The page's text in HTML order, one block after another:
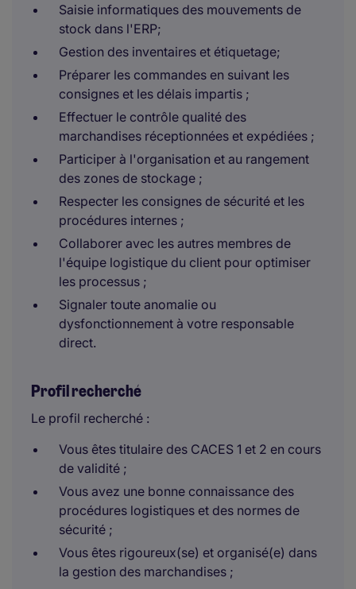
Saisie informatiques des mouvements de
stock dans l'ERP;
Gestion des inventaires et étiquetage;
Préparer les commandes en suivant les
consignes et les délais impartis ;
Effectuer le contrôle qualité des
marchandises réceptionnées et expédiées ;
Participer à l'organisation et au rangement
des zones de stockage ;
Respecter les consignes de sécurité et les
procédures internes ;
Collaborer avec les autres membres de
l'équipe logistique du client pour optimiser
les processus ;
Signaler toute anomalie ou
dysfonctionnement à votre responsable
direct.
Profil recherché
Le profil recherché :
Vous êtes titulaire des CACES 1 et 2 en cours
de validité ;
Vous avez une bonne connaissance des
procédures logistiques et des normes de
sécurité ;
Vous êtes rigoureux(se) et organisé(e) dans
la gestion des marchandises ;